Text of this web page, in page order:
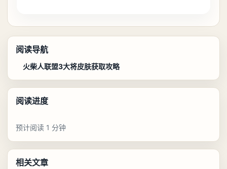
阅读导航
火柴人联盟3大将皮肤获取攻略
阅读进度
预计阅读 1 分钟
相关文章